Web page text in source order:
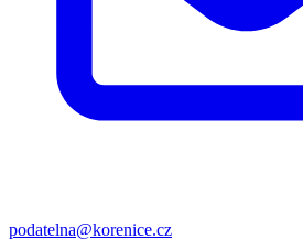
podatelna@korenice.cz